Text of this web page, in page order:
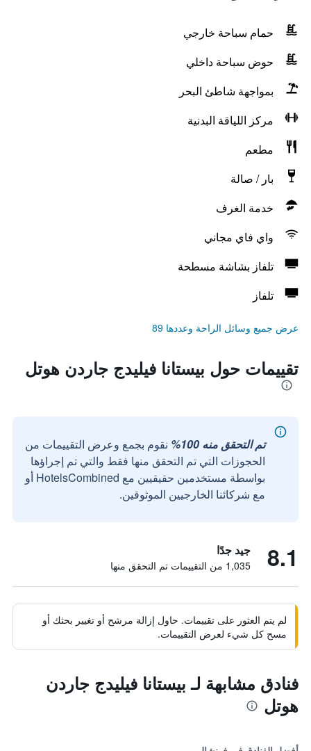
حمام سباحة خارجي
حوض سباحة داخلي
بمواجهة شاطئ البحر
مركز اللياقة البدنية
مطعم
بار / صالة
خدمة الغرف
واي فاي مجاني
تلفاز بشاشة مسطحة
تلفاز
عرض جميع وسائل الراحة وعددها 89
تقييمات حول بيستانا فيليدج جاردن هوتل
تم التحقق منه 100%
نقوم بجمع وعرض التقييمات من
الحجوزات التي تم التحقق منها فقط والتي تم إجراؤها
بواسطة مستخدمين حقيقيين مع HotelsCombined أو
مع شركائنا الخارجيين الموثوقين.
8.1 جيد جدًا
1,035 من التقييمات تم التحقق منها
لم يتم العثور على تقييمات. حاول إزالة مرشح أو تغيير بحثك أو
مسح كل شيء لعرض التقييمات.
فنادق مشابهة لـ بيستانا فيليدج جاردن
هوتل